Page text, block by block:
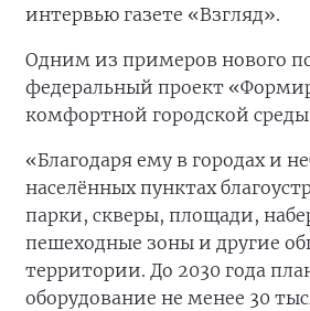
интервью газете «Взгляд».
Одним из примеров нового
федеральный проект
комфортной городской
«Благодаря ему в городах и
населённых пунктах
парки, скверы, площади,
пешеходные зоны и другие
территории. До 2030 года
оборудование не менее 30